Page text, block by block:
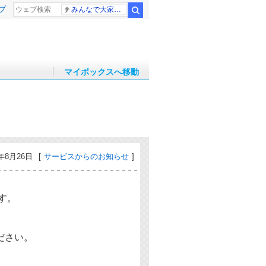
マイボックスへ移動
8月26日 [ サービスからのお知らせ ]
。
い。